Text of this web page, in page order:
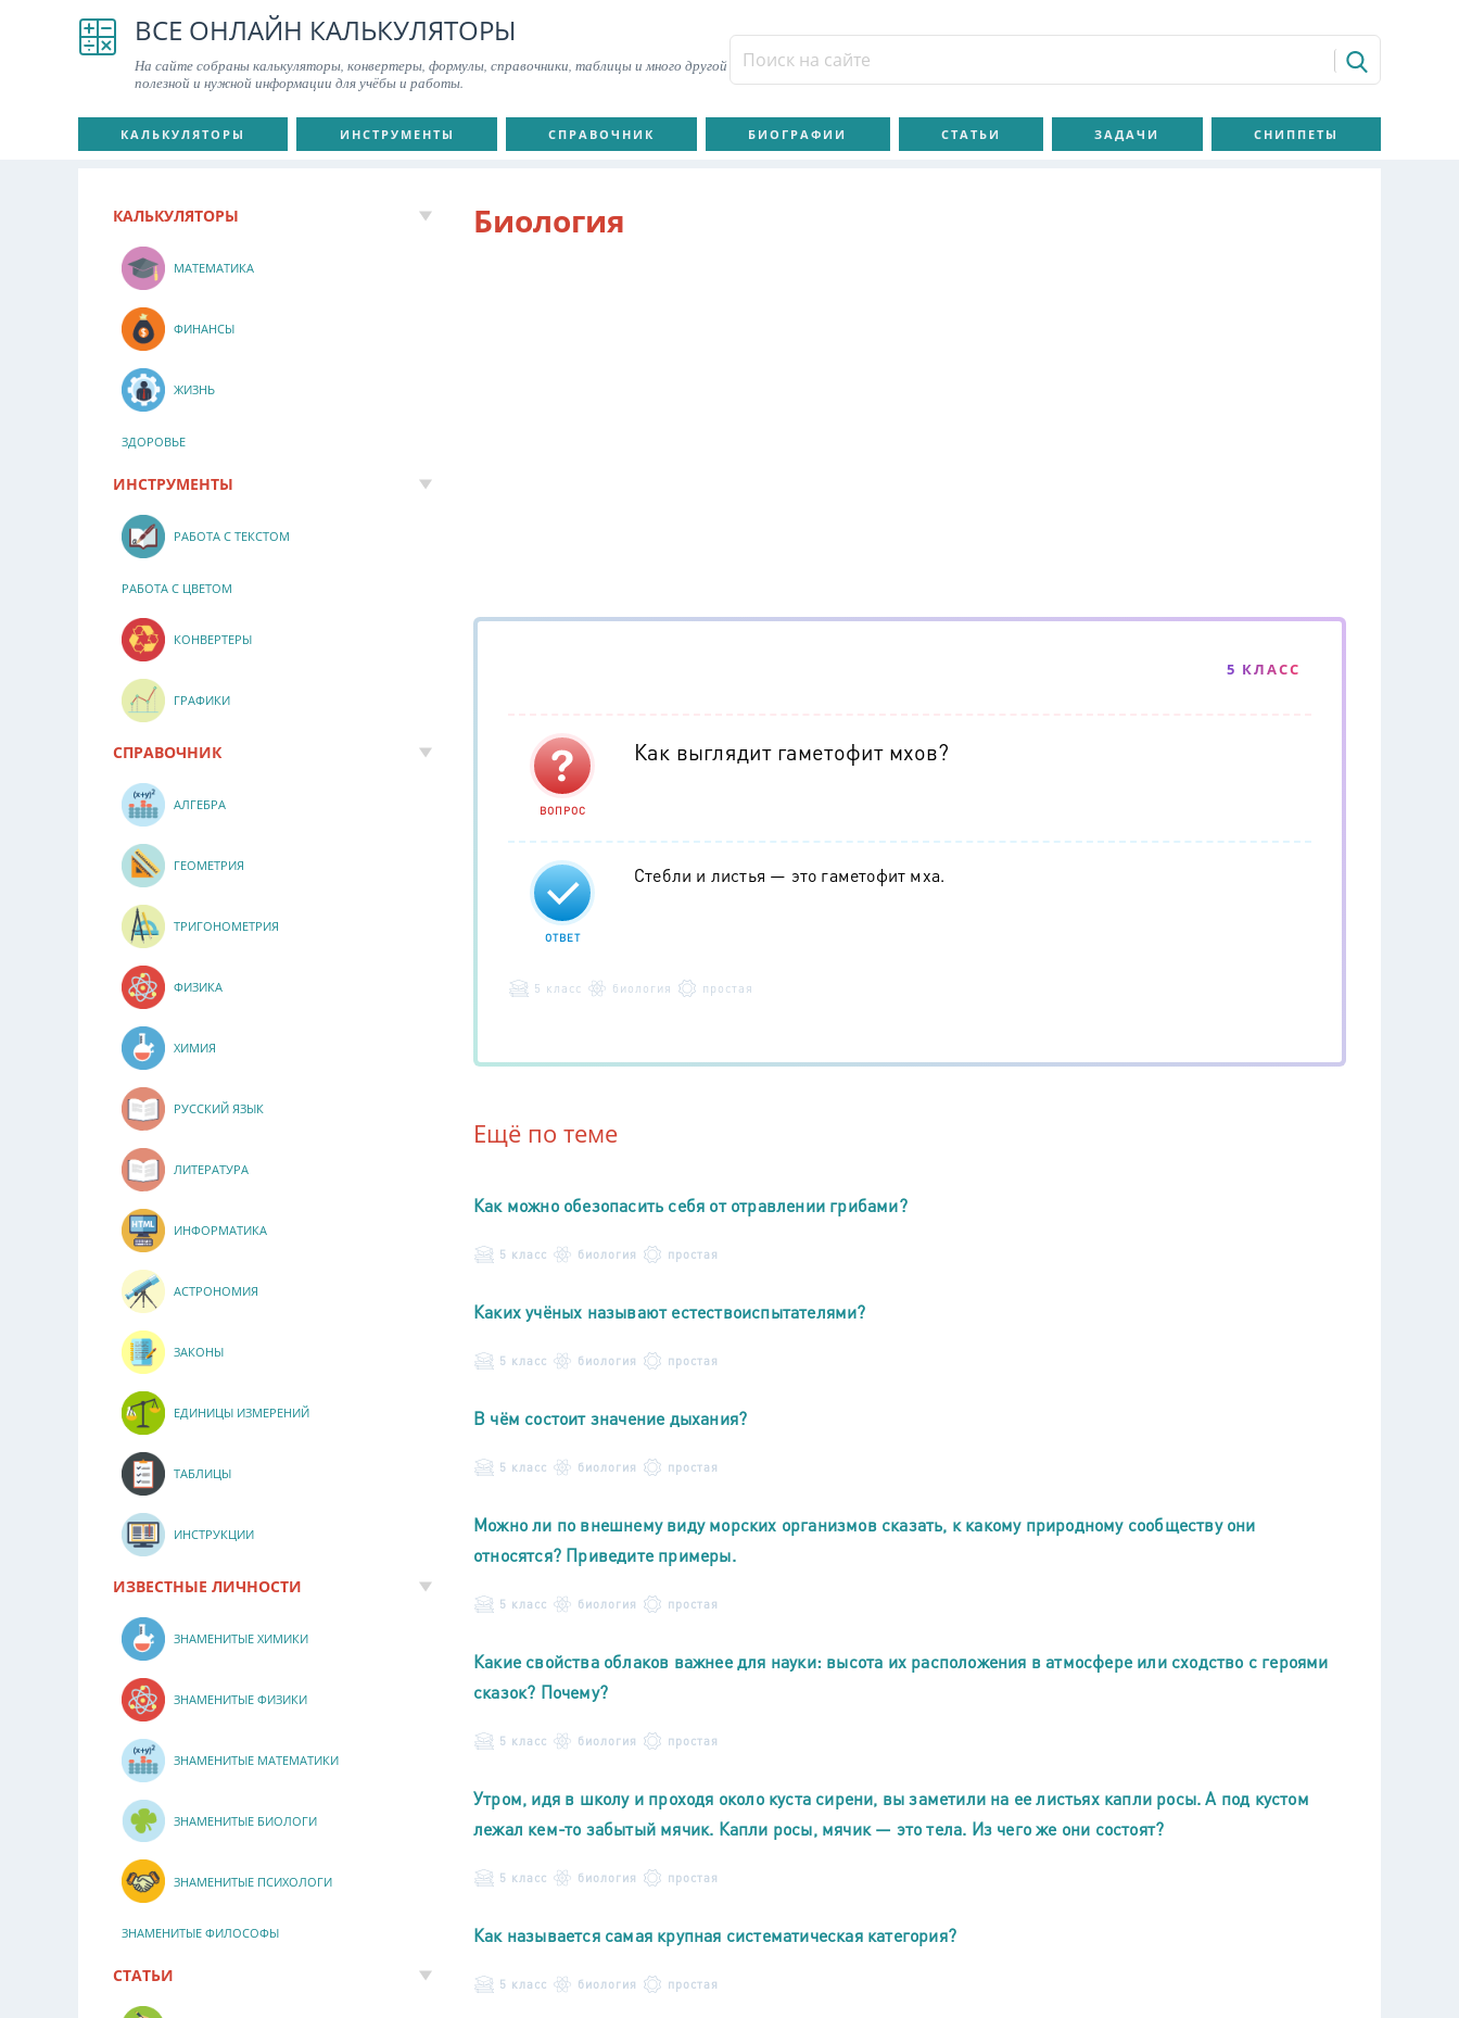
ВСЕ ОНЛАЙН КАЛЬКУЛЯТОРЫ
На сайте собраны калькуляторы, конвертеры, формулы, справочники, таблицы и много другой
полезной и нужной информации для учёбы и работы.
КАЛЬКУЛЯТОРЫ ИНСТРУМЕНТЫ СПРАВОЧНИК БИОГРАФИИ СТАТЬИ ЗАДАЧИ СНИППЕТЫ
Биология
5 КЛАСС
ВОПРОС
Как выглядит гаметофит мхов?
ОТВЕТ
Стебли и листья — это гаметофит мха.
5 класс биология простая
Ещё по теме
Как можно обезопасить себя от отравлении грибами?
5 класс биология простая
Каких учёных называют естествоиспытателями?
5 класс биология простая
В чём состоит значение дыхания?
5 класс биология простая
Можно ли по внешнему виду морских организмов сказать, к какому природному сообществу они
относятся? Приведите примеры.
5 класс биология простая
Какие свойства облаков важнее для науки: высота их расположения в атмосфере или сходство с героями
сказок? Почему?
5 класс биология простая
Утром, идя в школу и проходя около куста сирени, вы заметили на ее листьях капли росы. А под кустом
лежал кем-то забытый мячик. Капли росы, мячик — это тела. Из чего же они состоят?
5 класс биология простая
Как называется самая крупная систематическая категория?
5 класс биология простая
КАЛЬКУЛЯТОРЫ
МАТЕМАТИКА
ФИНАНСЫ
ЖИЗНЬ
ЗДОРОВЬЕ
ИНСТРУМЕНТЫ
РАБОТА С ТЕКСТОМ
РАБОТА С ЦВЕТОМ
КОНВЕРТЕРЫ
ГРАФИКИ
СПРАВОЧНИК
АЛГЕБРА
ГЕОМЕТРИЯ
ТРИГОНОМЕТРИЯ
ФИЗИКА
ХИМИЯ
РУССКИЙ ЯЗЫК
ЛИТЕРАТУРА
ИНФОРМАТИКА
АСТРОНОМИЯ
ЗАКОНЫ
ЕДИНИЦЫ ИЗМЕРЕНИЙ
ТАБЛИЦЫ
ИНСТРУКЦИИ
ИЗВЕСТНЫЕ ЛИЧНОСТИ
ЗНАМЕНИТЫЕ ХИМИКИ
ЗНАМЕНИТЫЕ ФИЗИКИ
ЗНАМЕНИТЫЕ МАТЕМАТИКИ
ЗНАМЕНИТЫЕ БИОЛОГИ
ЗНАМЕНИТЫЕ ПСИХОЛОГИ
ЗНАМЕНИТЫЕ ФИЛОСОФЫ
СТАТЬИ